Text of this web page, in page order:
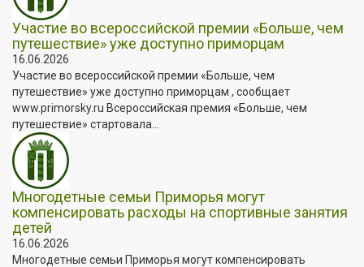
Участие во всероссийской премии «Больше, чем
путешествие» уже доступно приморцам
16.06.2026
Участие во всероссийской премии «Больше, чем
путешествие» уже доступно приморцам , сообщает
www.primorsky.ru Всероссийская премия «Больше, чем
путешествие» стартовала...
Многодетные семьи Приморья могут
компенсировать расходы на спортивные занятия
детей
16.06.2026
Многодетные семьи Приморья могут компенсировать